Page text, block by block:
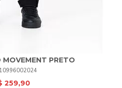
PRETO
10996002024
259,90